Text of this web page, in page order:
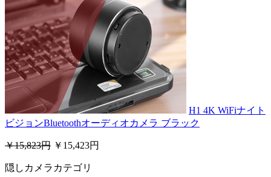
H1 4K WiFiナイト
ビジョンBluetoothオーディオカメラ ブラック
￥15,823円 ￥15,423円
隠しカメラカテゴリ